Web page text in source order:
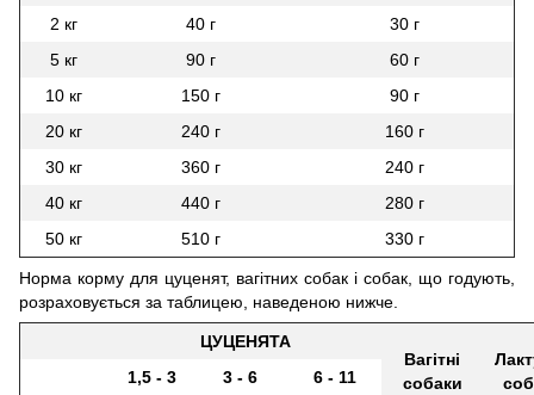
2 кг 40 г
30 г
5 кг
90 г
60 г
10 кг
150 г
90 г
20 кг
240 г
160 г
30 кг
360 г
240 г
40 кг
440 г
280 г
50 кг
510 г 330 г
Норма корму для цуценят, вагітних собак і собак, що годують,
розраховується за таблицею, наведеною нижче.
ЦУЦЕНЯТА
Вагітні
собаки
1,5 - 3
3 - 6
6 - 11